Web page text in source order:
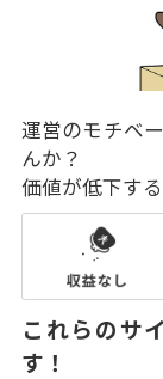
運営のモチベ
んか？
価値が低下す
これらのサ
す！